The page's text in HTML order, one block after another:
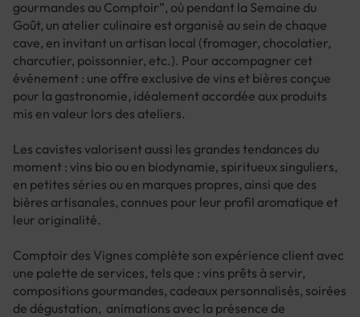
gourmandes au Comptoir”, où pendant la Semaine du
Goût, un atelier culinaire est organisé au sein de chaque
cave, en invitant un artisan local (fromager, chocolatier,
charcutier, poissonnier, etc.). Pour accompagner cet
événement : une offre exclusive de vins et bières conçue
pour la gastronomie, idéalement accordée aux produits
mis en valeur lors des ateliers.
Les cavistes valorisent aussi les grandes tendances du
moment : vins bio ou en biodynamie, spiritueux singuliers,
en petites séries ou en marques propres, ainsi que des
bières artisanales, connues pour leur profil aromatique et
leur originalité.
Comptoir des Vignes complète son expérience client avec
une palette de services, tels que : vins prêts à servir,
compositions gourmandes, cadeaux personnalisés, soirées
de dégustation, animations avec la présence de